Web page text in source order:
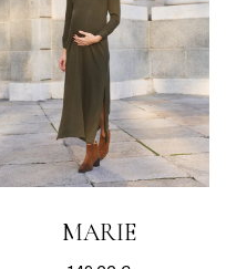
MARIE